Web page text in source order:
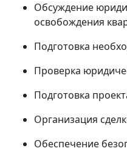
Обсуждение
освобождения
Подготовка
Проверка
Подготовка
Организация
Обеспечение